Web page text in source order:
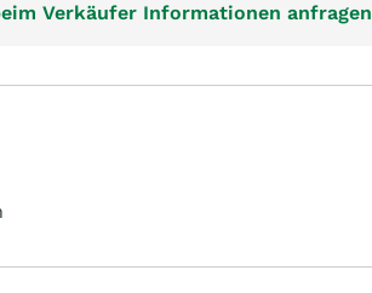
Verkäufer Informationen anfragen